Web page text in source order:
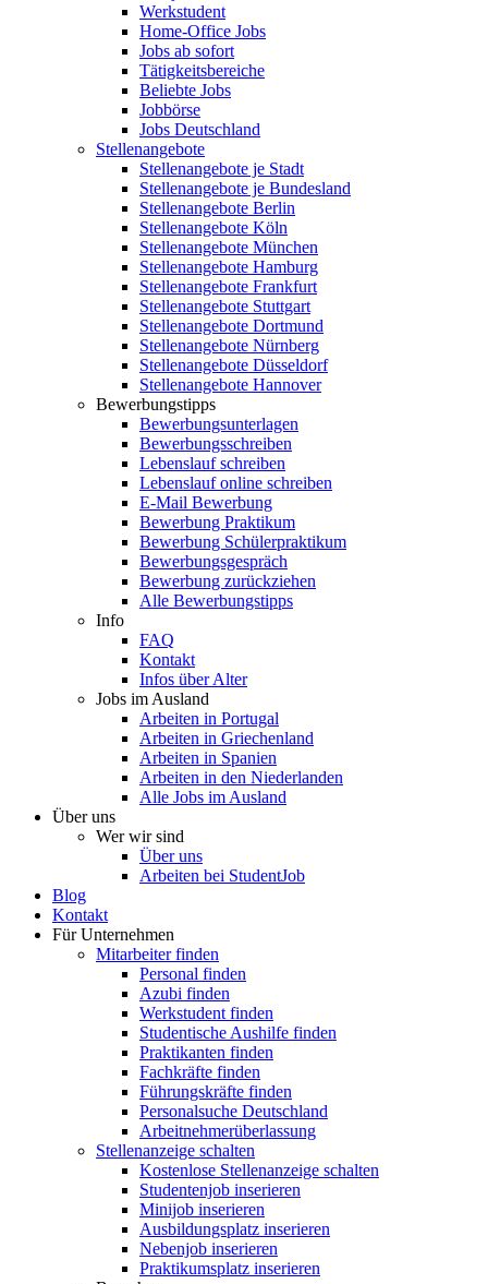
Werkstudent
Home-Office Jobs
Jobs ab sofort
Tätigkeitsbereiche
Beliebte Jobs
Jobbörse
Jobs Deutschland
Stellenangebote
Stellenangebote je Stadt
Stellenangebote je Bundesland
Stellenangebote Berlin
Stellenangebote Köln
Stellenangebote München
Stellenangebote Hamburg
Stellenangebote Frankfurt
Stellenangebote Stuttgart
Stellenangebote Dortmund
Stellenangebote Nürnberg
Stellenangebote Düsseldorf
Stellenangebote Hannover
Bewerbungstipps
Bewerbungsunterlagen
Bewerbungsschreiben
Lebenslauf schreiben
Lebenslauf online schreiben
E-Mail Bewerbung
Bewerbung Praktikum
Bewerbung Schülerpraktikum
Bewerbungsgespräch
Bewerbung zurückziehen
Alle Bewerbungstipps
Info
FAQ
Kontakt
Infos über Alter
Jobs im Ausland
Arbeiten in Portugal
Arbeiten in Griechenland
Arbeiten in Spanien
Arbeiten in den Niederlanden
Alle Jobs im Ausland
Über uns
Wer wir sind
Über uns
Arbeiten bei StudentJob
Blog
Kontakt
Für Unternehmen
Mitarbeiter finden
Personal finden
Azubi finden
Werkstudent finden
Studentische Aushilfe finden
Praktikanten finden
Fachkräfte finden
Führungskräfte finden
Personalsuche Deutschland
Arbeitnehmerüberlassung
Stellenanzeige schalten
Kostenlose Stellenanzeige schalten
Studentenjob inserieren
Minijob inserieren
Ausbildungsplatz inserieren
Nebenjob inserieren
Praktikumsplatz inserieren